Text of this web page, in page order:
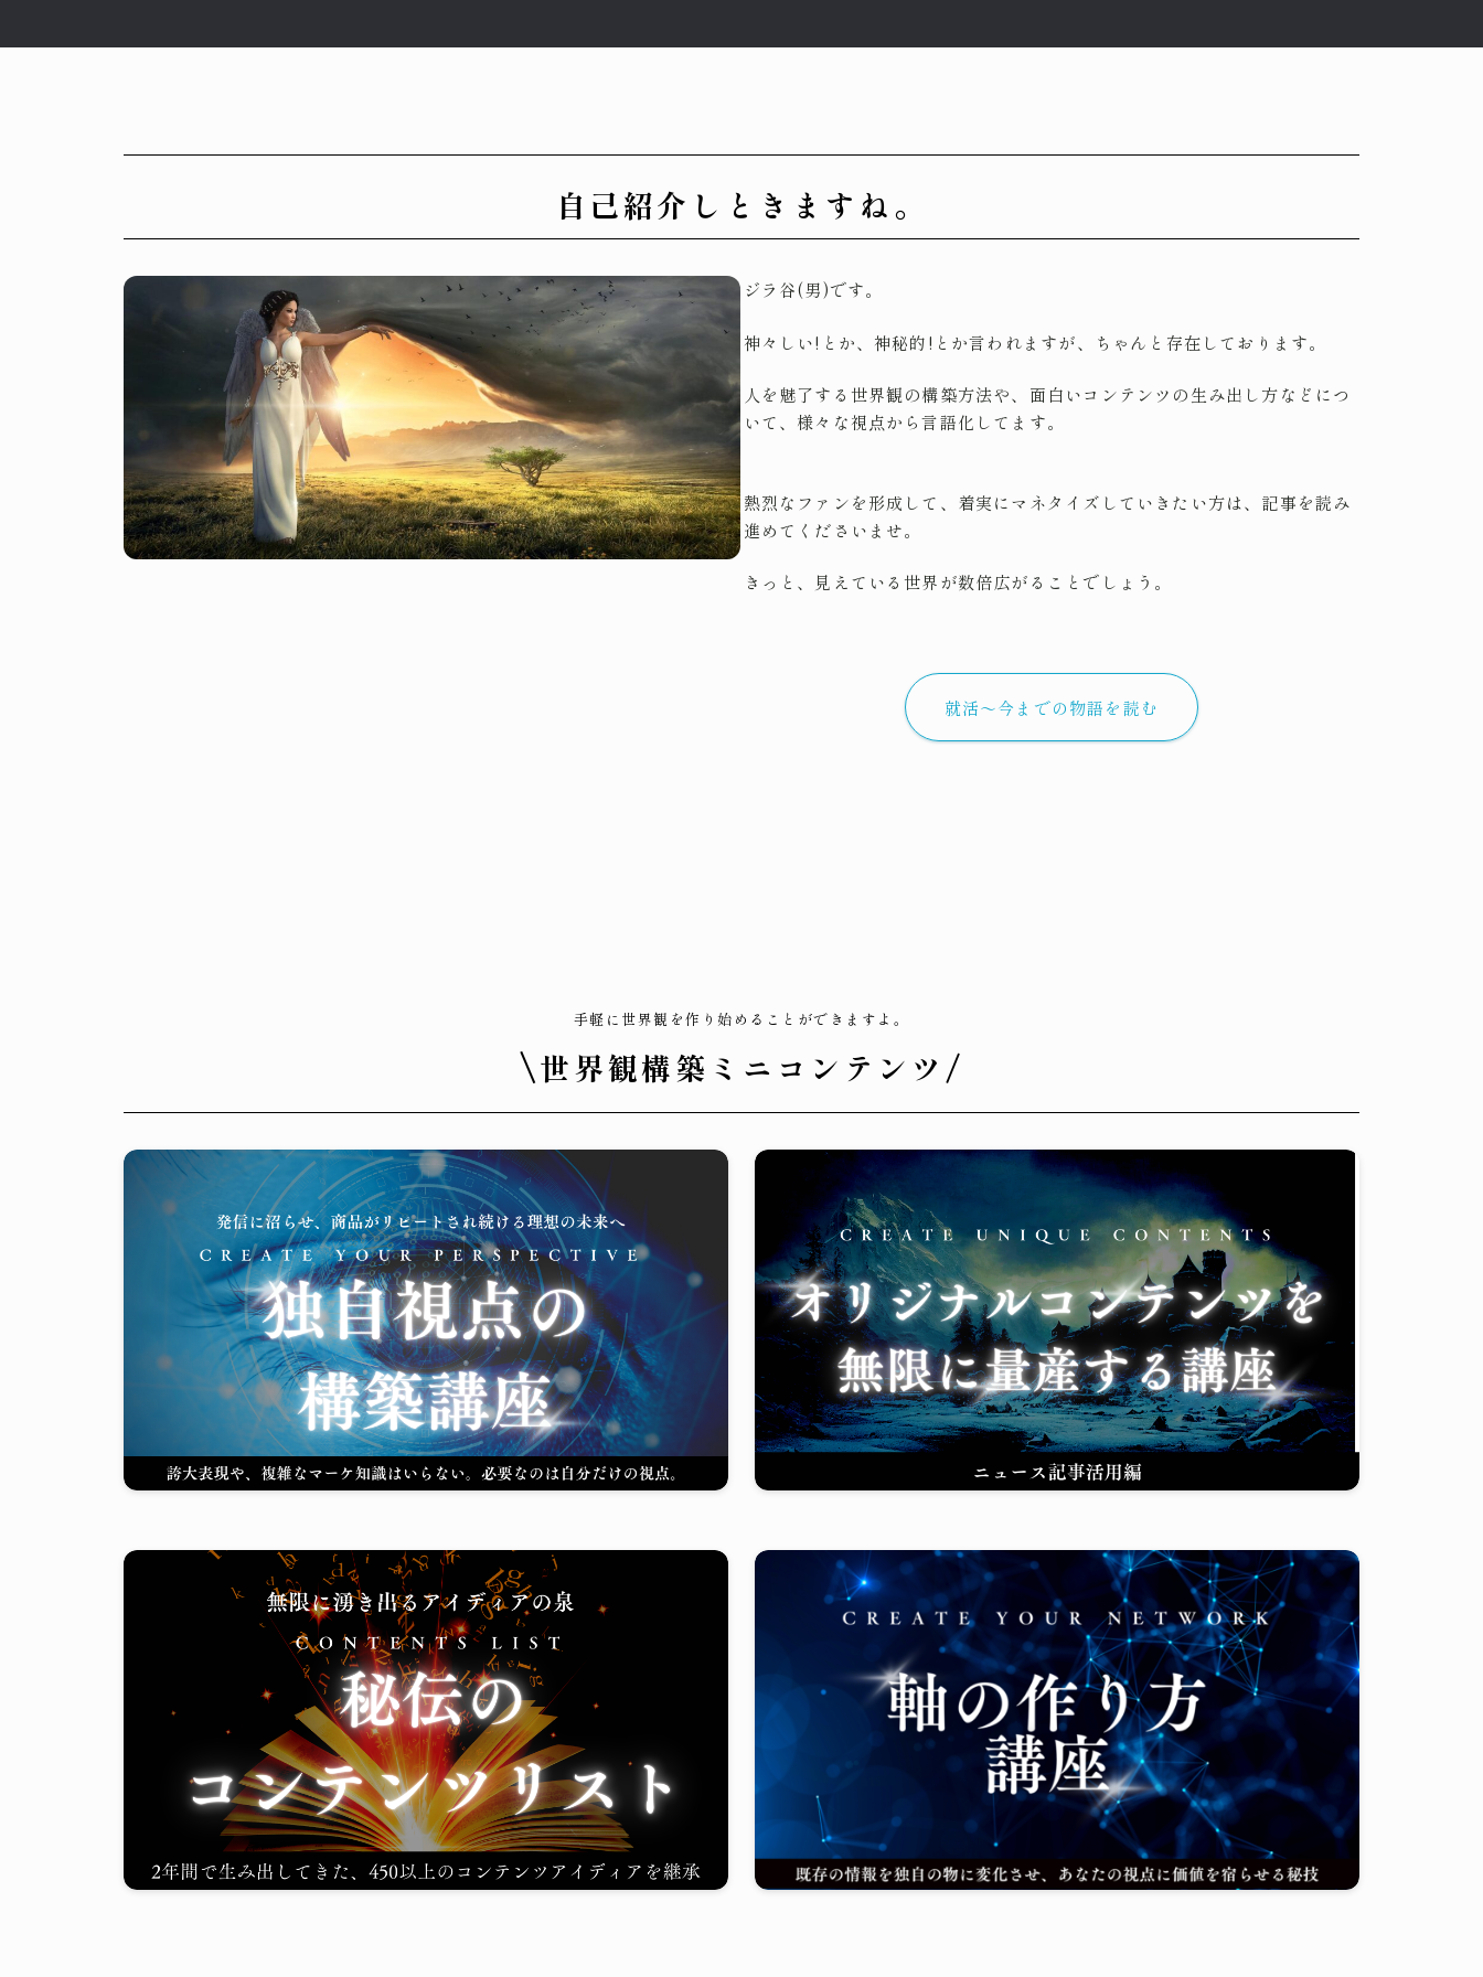
自己紹介しときますね。
ジラ谷(男)です。
神々しい!とか、神秘的!とか言われますが、ちゃんと存在しております。
人を魅了する世界観の構築方法や、面白いコンテンツの生み出し方などにつ
いて、様々な視点から言語化してます。
熱烈なファンを形成して、着実にマネタイズしていきたい方は、記事を読み
進めてくださいませ。
きっと、見えている世界が数倍広がることでしょう。
就活〜今までの物語を読む
手軽に世界観を作り始めることができますよ。
\世界観構築ミニコンテンツ/